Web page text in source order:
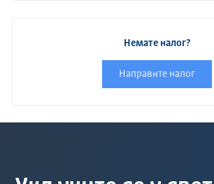
Немате налог?
Направите налог